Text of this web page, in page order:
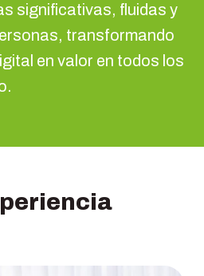
significativas, fluidas y
transformando
en valor en todos los